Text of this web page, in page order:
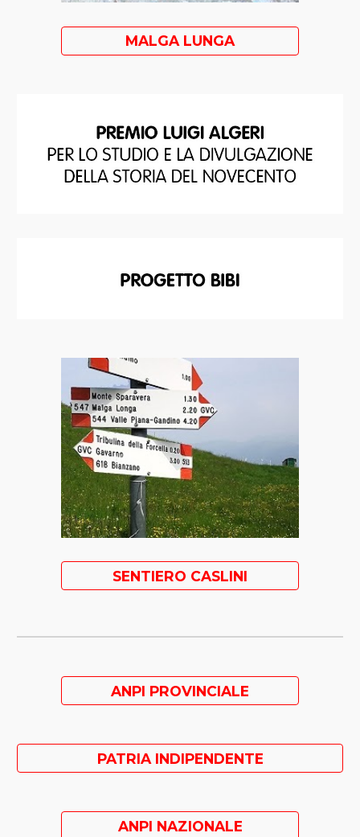
MALGA LUNGA
SENTIERO CASLINI
ANPI PROVINCIALE
PATRIA INDIPENDENTE
ANPI NAZIONALE